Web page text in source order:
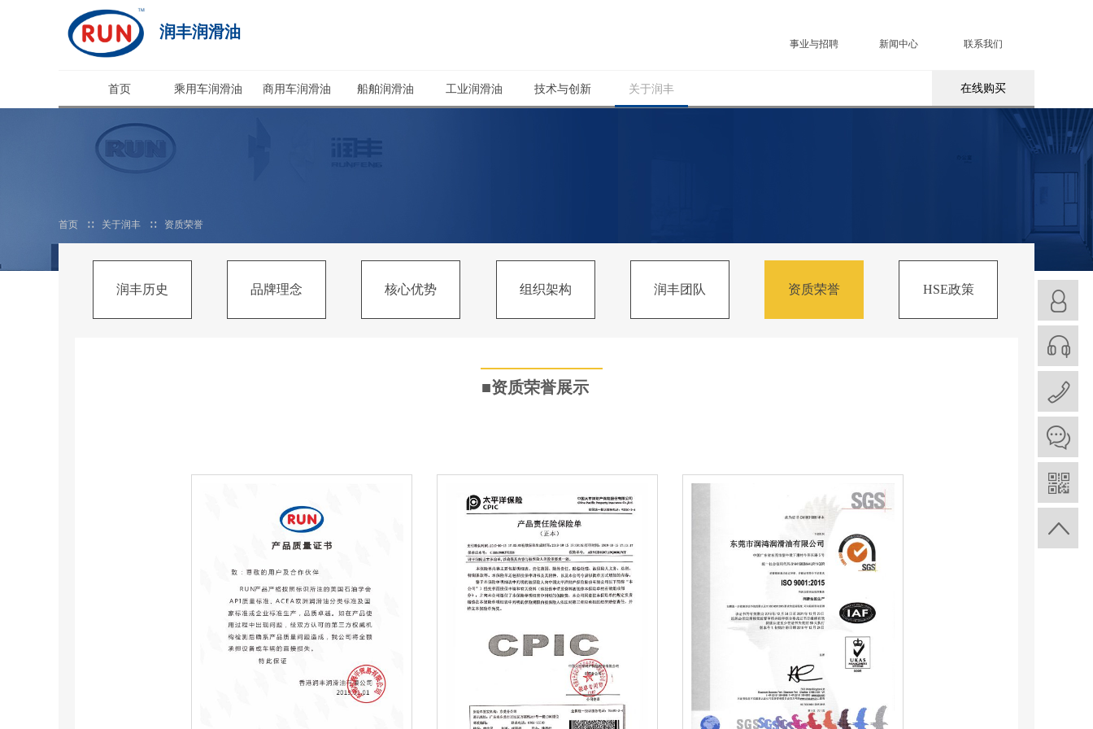
事业与招聘 新闻中心 联系我们
润丰润滑油
首页 乘用车润滑油 商用车润滑油 船舶润滑油 工业润滑油 技术与创新 关于润丰 在线购买
首页 ∷ 关于润丰 ∷ 资质荣誉
组织架构
品牌理念 核心优势
润丰历史 HSE政策
润丰团队 资质荣誉
​■资质荣誉展示